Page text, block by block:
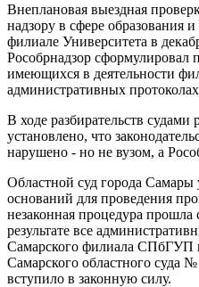
Внеплановая выездная
надзору в сфере образования
филиале Университета в
Рособрнадзор сформулировал
имеющихся в деятельности
административных
В ходе разбирательств
установлено, что
нарушено - но не вузом, а
Областной суд города Самары
оснований для проведения
незаконная процедура
результате все
Самарского филиала СПбГУП
Самарского областного суда
вступило в законную силу.